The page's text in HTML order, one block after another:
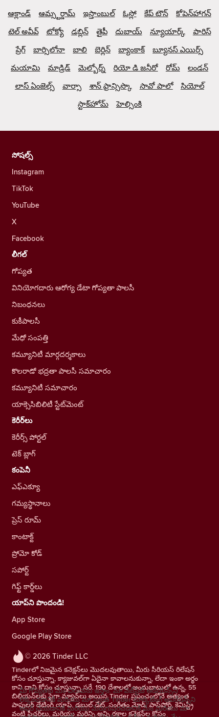
ఆక్లాండ్ ఆమ్స్టర్డామ్ ఇస్తాంబుల్ ఓస్లో కేప్ టౌన్
కోపెన్‌హాగన్
టెల్ అవీవ్
టోక్యో డబ్లిన్ తైపీ దుబాయ్ న్యూయార్క్
పారిస్
ప్రేగ్
బార్సిలోనా బాలి బెర్లిన్ బ్యాంకాక్
బ్యూనస్ ఎయిర్స్
మయామి
మాడ్రిడ్ మెల్బోర్న్ రియో డి జనీరో రోమ్
లండన్
లాస్ ఏంజెల్స్
వార్సా శాన్ ఫ్రాన్సిస్కొ సావో పాలో
సియోల్
స్టాక్‌హోమ్
హెల్సింకి
© 2026 Tinder LLC
Tinderలో నిజమైన కనెక్షన్‌లు మొదలవుతాయి, మీరు సీరియస్ రిలేషన్
కోసం చూస్తున్నా, క్యాజువల్‌గా ఏదైనా కావాలనుకున్నా, లేదా ఇంకా అర్థం
కాని దాని కోసం చూస్తున్నా సరే. 190 దేశాలలో అందుబాటులో ఉన్న, 55
బిలియన్‌లకు పైగా మ్యాచ్‌లు అయిన Tinder ప్రపంచంలోనే అత్యంత
పాపులర్ డేటింగ్ యాప్. డబుల్ డేట్, సంగీతం మోడ్, పాస్‌పోర్ట్, కెమిస్ట్రీ
వంటి ఫీచర్‌లు, మరియు మరిన్ని అన్ని రకాల కనెక్షన్‌ల కోసం
సోషల్స్
Instagram
TikTok
YouTube
X
Facebook
లీగల్
గోప్యత
వినియోగదారు ఆరోగ్య డేటా గోప్యతా పాలసీ
నిబంధనలు
కుకీపాలసీ
మేధో సంపత్తి
కమ్యూనిటీ మార్గదర్శకాలు
కొలరాడో భద్రతా పాలసీ సమాచారం
కమ్యూనిటీ సమాచారం
యాక్సెసిబిలిటీ స్టేట్‌మెంట్
కెరీర్‌లు
కెరీర్స్ పోర్టల్
టెక్ బ్లాగ్
కంపెనీ
ఎఫ్ఎక్యూ
గమ్యస్థానాలు
ప్రెస్ రూమ్
కాంటాక్ట్
ప్రోమో కోడ్
సపోర్ట్
గిఫ్ట్ కార్డ్‌లు
యాప్‌ని పొందండి!
App Store
Google Play Store
మీ గోప్యతకు మేం విలువను ఇస్తాం. మా వెబ్‌సైట్ ఆడియెన్స్‌ని
లెక్కించడానికి మరియు మా స్వంత Tinder మార్కెటింగ్ ఆపరేషన్స్‌ని
ఆఫర్ చేయడానికి మరియు మెరుగుపరచడానికి మేం మరియు మా